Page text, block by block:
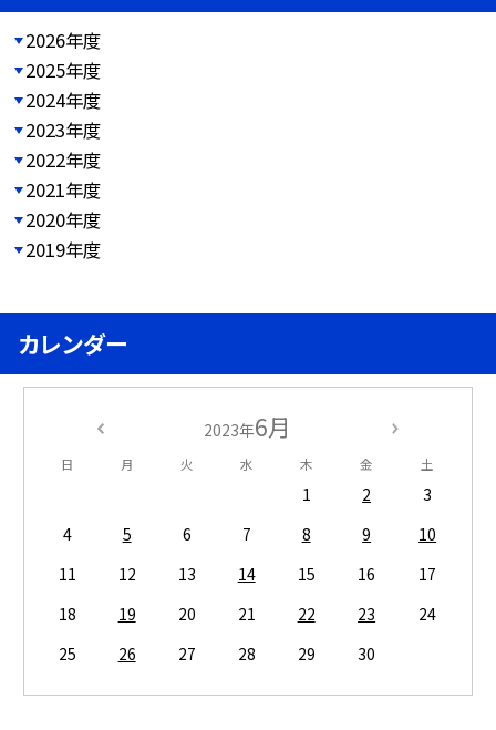
2026年度
2025年度
2024年度
2023年度
2022年度
2021年度
2020年度
2019年度
カレンダー
2023年6月
日 月 火 水 木 金 土
1 2
3
4
5 6 7 8 9
10
11
12 13 14 15 16
17
18
19 20 21 22 23
24
25
26 27 28 29 30